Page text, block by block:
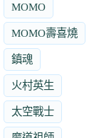
MOMO
MOMO壽喜燒
鎮魂
火村英生
太空戰士